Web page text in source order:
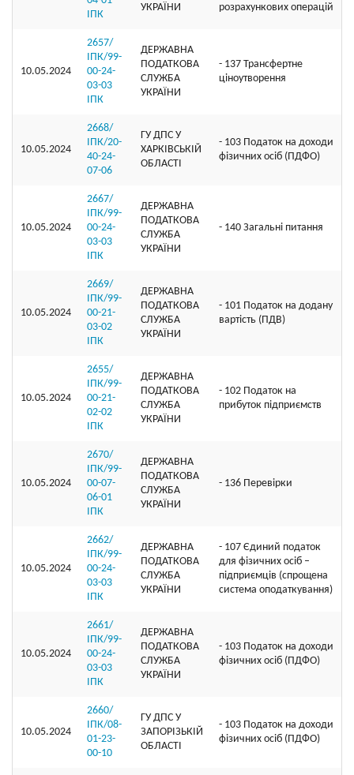
ІПК
УКРАЇНИ
розрахункових операцій
10.05.2024
2657/
ІПК/99-
00-24-
03-03
ІПК
ДЕРЖАВНА
ПОДАТКОВА
СЛУЖБА
УКРАЇНИ
- 137 Трансфертне
ціноутворення
10.05.2024
2668/
ІПК/20-
40-24-
07-06
ГУ ДПС У
ХАРКІВСЬКІЙ
ОБЛАСТІ
- 103 Податок на доходи
фізичних осіб (ПДФО)
10.05.2024
2667/
ІПК/99-
00-24-
03-03
ІПК
ДЕРЖАВНА
ПОДАТКОВА
СЛУЖБА
УКРАЇНИ
- 140 Загальні питання
10.05.2024
2669/
ІПК/99-
00-21-
03-02
ІПК
ДЕРЖАВНА
ПОДАТКОВА
СЛУЖБА
УКРАЇНИ
- 101 Податок на додану
вартість (ПДВ)
10.05.2024
2655/
ІПК/99-
00-21-
02-02
ІПК
ДЕРЖАВНА
ПОДАТКОВА
СЛУЖБА
УКРАЇНИ
- 102 Податок на
прибуток підприємств
10.05.2024
2670/
ІПК/99-
00-07-
06-01
ІПК
ДЕРЖАВНА
ПОДАТКОВА
СЛУЖБА
УКРАЇНИ
- 136 Перевірки
10.05.2024
2662/
ІПК/99-
00-24-
03-03
ІПК
ДЕРЖАВНА
ПОДАТКОВА
СЛУЖБА
УКРАЇНИ
- 107 Єдиний податок
для фізичних осіб –
підприємців (спрощена
система оподаткування)
10.05.2024
2661/
ІПК/99-
00-24-
03-03
ІПК
ДЕРЖАВНА
ПОДАТКОВА
СЛУЖБА
УКРАЇНИ
- 103 Податок на доходи
фізичних осіб (ПДФО)
10.05.2024
2660/
ІПК/08-
01-23-
00-10
ГУ ДПС У
ЗАПОРІЗЬКІЙ
ОБЛАСТІ
- 103 Податок на доходи
фізичних осіб (ПДФО)